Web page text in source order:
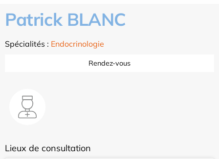
Patrick BLANC
Spécialités : Endocrinologie
Rendez-vous
Lieux de consultation